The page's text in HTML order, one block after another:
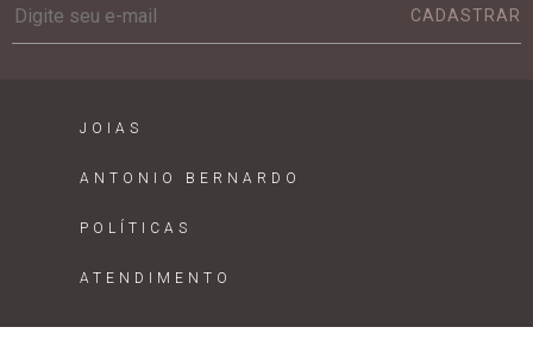
CADASTRAR
JOIAS
ANTONIO BERNARDO
POLÍTICAS
ATENDIMENTO